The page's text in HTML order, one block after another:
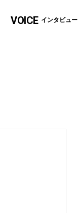
VOICE インタビュー